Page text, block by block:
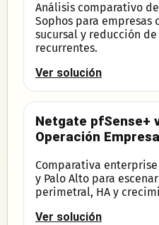
Análisis comparativo
Sophos para empresas
sucursal y reducción
recurrentes.
Ver solución
Netgate pfSense+
Operación
Comparativa
y Palo Alto para
perimetral, HA y
Ver solución